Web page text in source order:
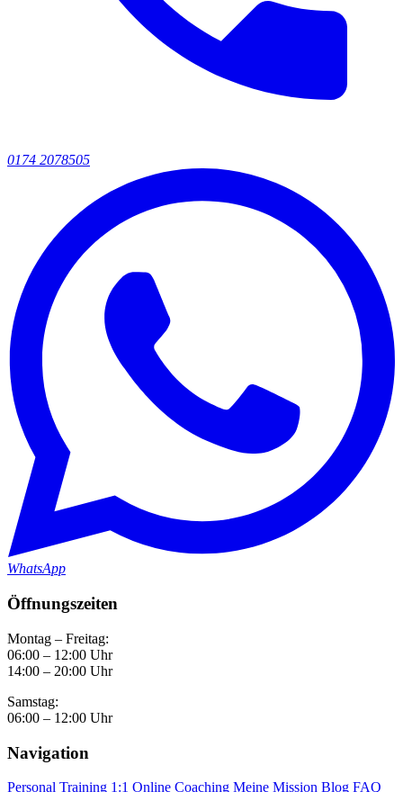
0174 2078505
WhatsApp
Öffnungszeiten
Montag – Freitag:
06:00 – 12:00 Uhr
14:00 – 20:00 Uhr
Samstag:
06:00 – 12:00 Uhr
Navigation
Personal Training 1:1 Online Coaching Meine Mission Blog FAQ